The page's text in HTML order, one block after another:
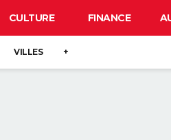
CULTURE FINANCE
VILLES +